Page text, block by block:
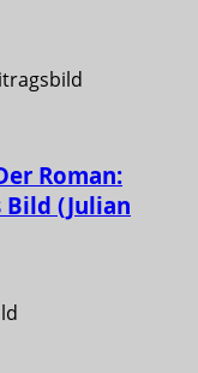
Roman:
(Julian